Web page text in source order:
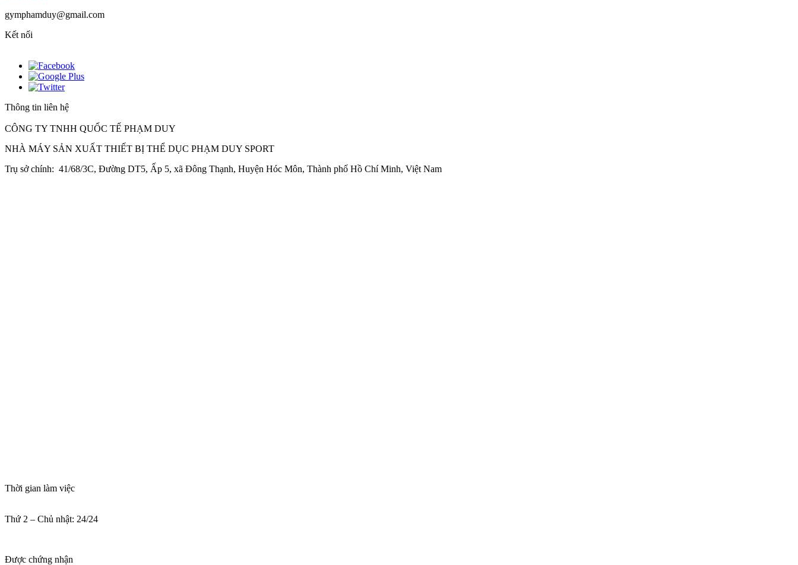
gymphamduy@gmail.com
Kết nối
Thông tin liên hệ
CÔNG TY TNHH QUỐC TẾ PHẠM DUY
NHÀ MÁY SẢN XUẤT THIẾT BỊ THỂ DỤC PHẠM DUY SPORT
Trụ sở chính: 41/68/3C, Đường DT5, Ấp 5, xã Đông Thạnh, Huyện Hóc Môn, Thành phố Hồ Chí Minh, Việt Nam
Thời gian làm việc
Thứ 2 – Chủ nhật: 24/24
Được chứng nhận